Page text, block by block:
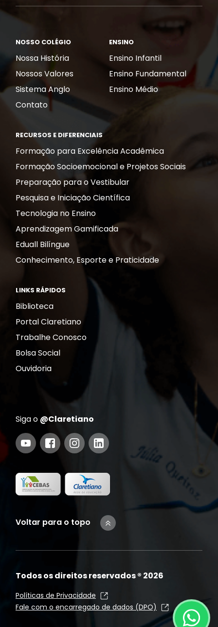
NOSSO COLÉGIO
Nossa História
Nossos Valores
Sistema Anglo
Contato
ENSINO
Ensino Infantil
Ensino Fundamental
Ensino Médio
RECURSOS E DIFERENCIAIS
Formação para Excelência Acadêmica
Formação Socioemocional e Projetos Sociais
Preparação para o Vestibular
Pesquisa e Iniciação Científica
Tecnologia no Ensino
Aprendizagem Gamificada
Eduall Bilíngue
Conhecimento, Esporte e Praticidade
LINKS RÁPIDOS
Biblioteca
Portal Claretiano
Trabalhe Conosco
Bolsa Social
Ouvidoria
Siga o @Claretiano
Voltar para o topo
Todos os direitos reservados ® 2026
Políticas de Privacidade
Fale com o encarregado de dados (DPO)